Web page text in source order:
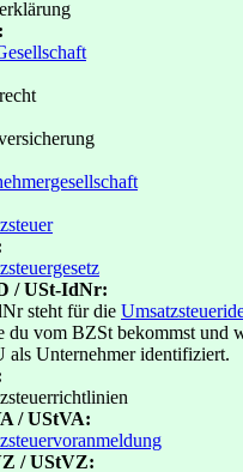
/ USt-IdNr:
steht für die
du vom BZSt bekommst und
als Unternehmer identifiziert.
/ UStVA:
/ UStVZ: